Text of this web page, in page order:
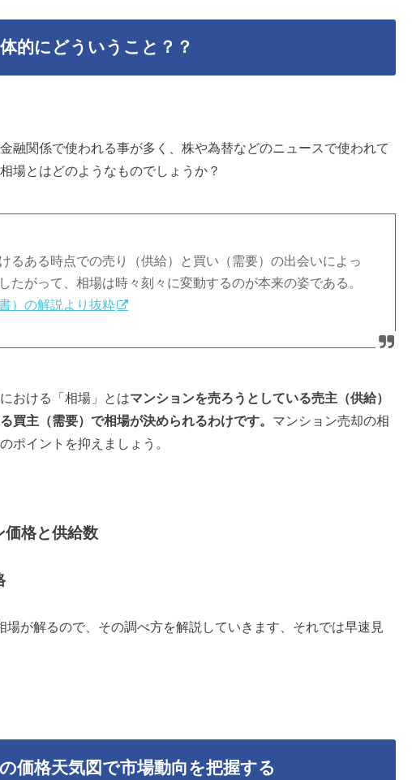
的にどういうこと？？
融関係で使われる事が多く、株や為替などのニュースで使われて
場とはどのようなものでしょうか？
るある時点での売り（供給）と買い（需要）の出会いによっ
たがって、相場は時々刻々に変動するのが本来の姿である。
）の解説より抜粋
おける「相場」とはマンションを売ろうとしている売主（供給）
買主（需要）で相場が決められるわけです。 マンション売却の相
ポイントを抑えましょう。
価格と供給数
場が解るので、その調べ方を解説していきます、それでは早速見
価格天気図で市場動向を把握する